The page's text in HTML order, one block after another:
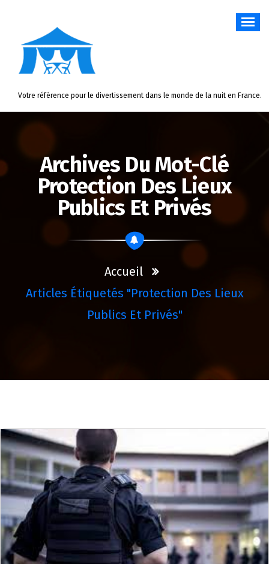
Votre référence pour le divertissement dans le monde de la nuit en France.
Archives Du Mot-Clé
Protection Des Lieux
Publics Et Privés
Accueil
Articles Étiquetés "protection Des Lieux
Publics Et Privés"